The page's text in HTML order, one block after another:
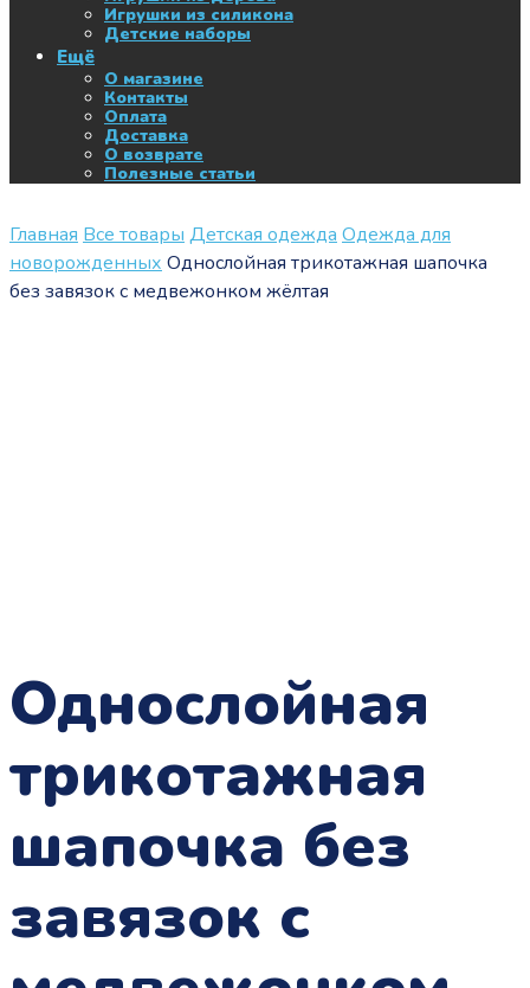
Игрушки из силикона
Детские наборы
Ещё
О магазине
Контакты
Оплата
Доставка
О возврате
Полезные статьи
Главная Все товары Детская одежда Одежда для
новорожденных Однослойная трикотажная шапочка
без завязок с медвежонком жёлтая
Однослойная
трикотажная
шапочка без
завязок с